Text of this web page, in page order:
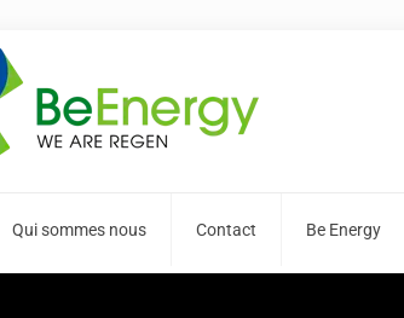
Qui sommes nous Contact Be Energy